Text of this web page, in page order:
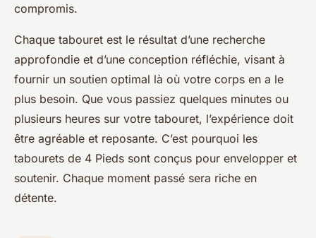
compromis.
Chaque tabouret est le résultat d’une recherche
approfondie et d’une conception réfléchie, visant à
fournir un soutien optimal là où votre corps en a le
plus besoin. Que vous passiez quelques minutes ou
plusieurs heures sur votre tabouret, l’expérience doit
être agréable et reposante. C’est pourquoi les
tabourets de 4 Pieds sont conçus pour envelopper et
soutenir. Chaque moment passé sera riche en
détente.